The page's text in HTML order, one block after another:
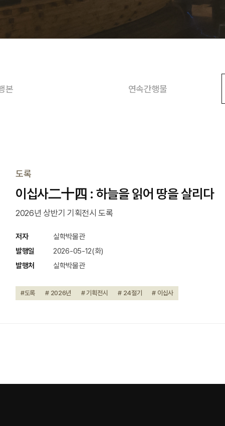
본 연속간행물
도록
이십사二十四 : 하늘을 읽어 땅을 살리다
2026년 상반기 기획전시 도록
저자
실학박물관
발행일
2026-05-12(화)
발행처
실학박물관
#도록 # 2026년 # 기획전시 # 24절기 # 이십사